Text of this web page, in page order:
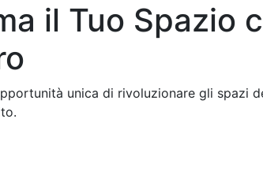
il Tuo Spazio
unica di rivoluzionare gli spazi